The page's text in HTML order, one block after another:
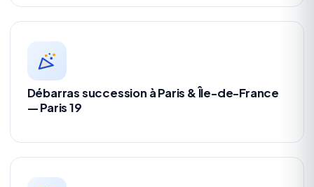
Débarras succession à Paris & Île-de-France
— Paris 19